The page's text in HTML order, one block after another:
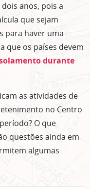
anos, pois a
que sejam
para haver uma
que os países devem
durante
as atividades de
no Centro
O que
questões ainda em
algumas